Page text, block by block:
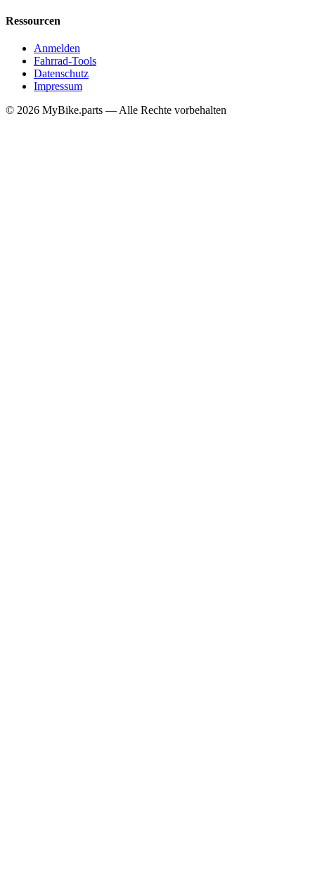
Ressourcen
Anmelden
Fahrrad-Tools
Datenschutz
Impressum
© 2026 MyBike.parts — Alle Rechte vorbehalten